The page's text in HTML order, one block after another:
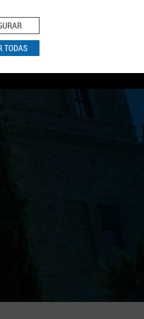
TODAS
de Cookies